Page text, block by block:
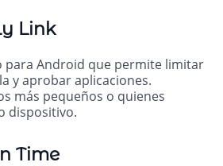
Link
para Android que permite limitar
y aprobar aplicaciones.
más pequeños o quienes
dispositivo.
Time